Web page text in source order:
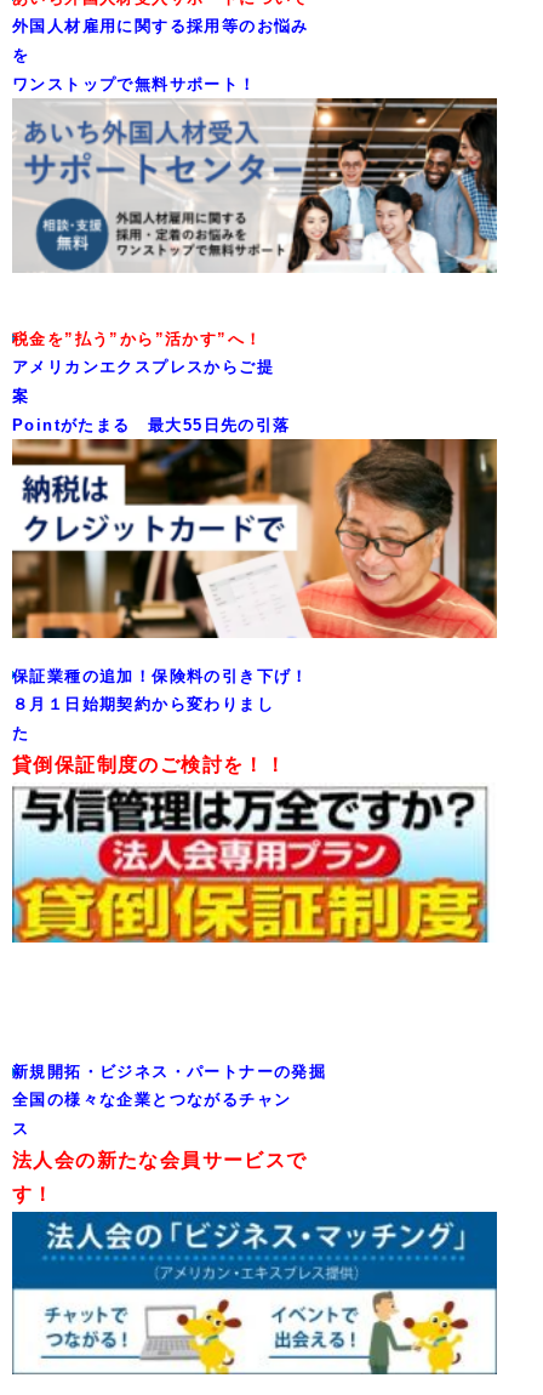
外国人材雇用に関する採用等のお悩み
を
ワンストップで無料サポート！
税金を”払う”から”活かす”へ！
アメリカンエクスプレスからご提
案
Pointがたまる 最大55日先の引落
保証業種の追加！保険料の引き下げ！
８月１日始期契約から変わりまし
た
貸倒保証制度のご検討を！！
新規開拓・ビジネス・パートナーの発掘
全国の様々な企業とつながるチャン
ス
法人会の新たな会員サービスで
す！